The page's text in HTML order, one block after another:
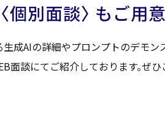
〈個別面談〉 もご用意
成AIの詳細やプロンプトのデモン
面談にてご紹介しております。ぜ